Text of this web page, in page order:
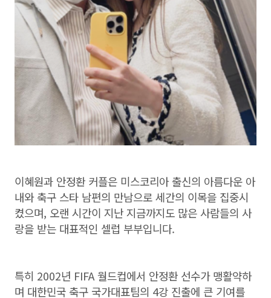
이혜원과 안정환 커플은 미스코리아 출신의 아름다운 아
내와 축구 스타 남편의 만남으로 세간의 이목을 집중시
켰으며, 오랜 시간이 지난 지금까지도 많은 사람들의 사
랑을 받는 대표적인 셀럽 부부입니다.
특히 2002년 FIFA 월드컵에서 안정환 선수가 맹활약하
며 대한민국 축구 국가대표팀의 4강 진출에 큰 기여를